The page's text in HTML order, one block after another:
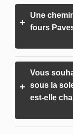
+
Une
fours
+
Vous
sous la
est-elle